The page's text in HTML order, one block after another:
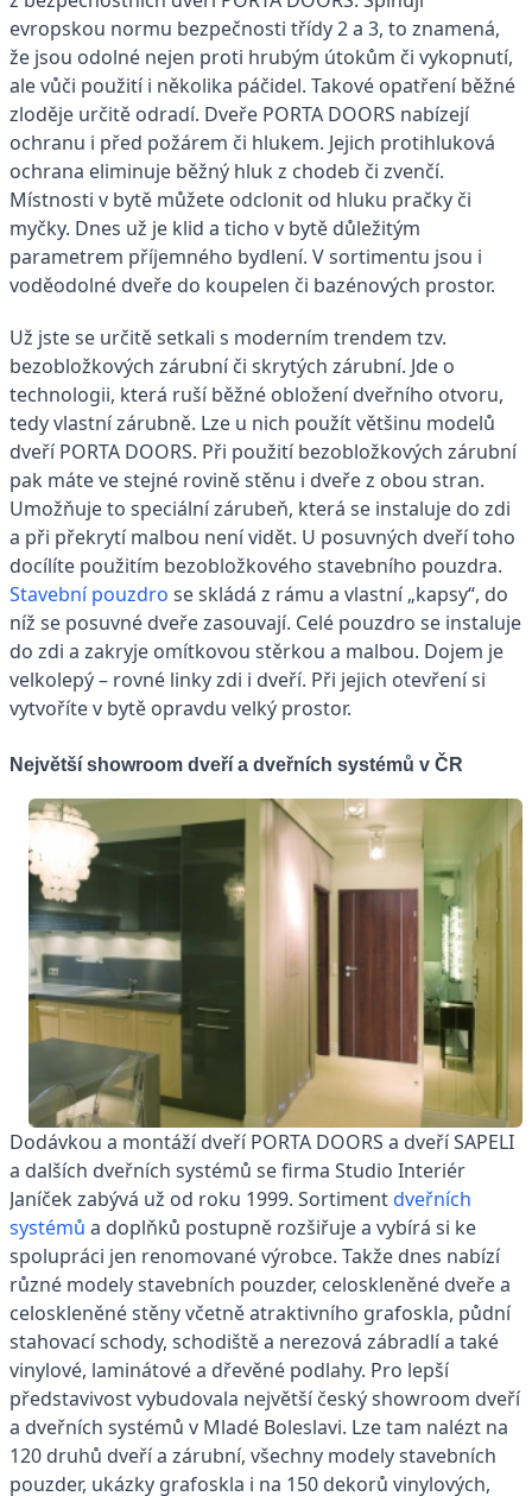
evropskou normu bezpečnosti třídy 2 a 3, to znamená,
že jsou odolné nejen proti hrubým útokům či vykopnutí,
ale vůči použití i několika páčidel. Takové opatření běžné
zloděje určitě odradí. Dveře PORTA DOORS nabízejí
ochranu i před požárem či hlukem. Jejich protihluková
ochrana eliminuje běžný hluk z chodeb či zvenčí.
Místnosti v bytě můžete odclonit od hluku pračky či
myčky. Dnes už je klid a ticho v bytě důležitým
parametrem příjemného bydlení. V sortimentu jsou i
voděodolné dveře do koupelen či bazénových prostor.
Už jste se určitě setkali s moderním trendem tzv.
bezobložkových zárubní či skrytých zárubní. Jde o
technologii, která ruší běžné obložení dveřního otvoru,
tedy vlastní zárubně. Lze u nich použít většinu modelů
dveří PORTA DOORS. Při použití bezobložkových zárubní
pak máte ve stejné rovině stěnu i dveře z obou stran.
Umožňuje to speciální zárubeň, která se instaluje do zdi
a při překrytí malbou není vidět. U posuvných dveří toho
docílíte použitím bezobložkového stavebního pouzdra.
Stavební pouzdro se skládá z rámu a vlastní „kapsy“, do
níž se posuvné dveře zasouvají. Celé pouzdro se instaluje
do zdi a zakryje omítkovou stěrkou a malbou. Dojem je
velkolepý – rovné linky zdi i dveří. Při jejich otevření si
vytvoříte v bytě opravdu velký prostor.
Největší showroom dveří a dveřních systémů v ČR
Dodávkou a montáží dveří PORTA DOORS a dveří SAPELI
a dalších dveřních systémů se firma Studio Interiér
Janíček zabývá už od roku 1999. Sortimentdveřních
systémů a doplňků postupně rozšiřuje a vybírá si ke
spolupráci jen renomované výrobce. Takže dnes nabízí
různé modely stavebních pouzder, celoskleněné dveře a
celoskleněné stěny včetně atraktivního grafoskla, půdní
stahovací schody, schodiště a nerezová zábradlí a také
vinylové, laminátové a dřevěné podlahy. Pro lepší
představivost vybudovala největší český showroom dveří
a dveřních systémů v Mladé Boleslavi. Lze tam nalézt na
120 druhů dveří a zárubní, všechny modely stavebních
pouzder, ukázky grafoskla i na 150 dekorů vinylových,